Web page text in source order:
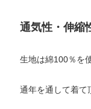
通気性・伸縮
生地は綿100％を
通年を通して着て